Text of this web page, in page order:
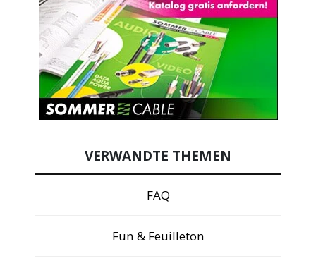
VERWANDTE THEMEN
FAQ
Fun & Feuilleton